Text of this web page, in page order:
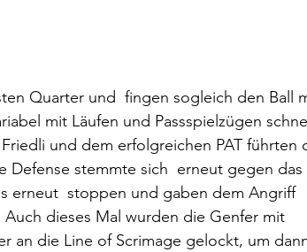
Quarter und  fingen sogleich den Ball
mit Läufen und Passspielzügen
und dem erfolgreichen PAT führten
Defense stemmte sich  erneut gegen das
erneut  stoppen und gaben dem Angriff
dieses Mal wurden die Genfer mit
an die Line of Scrimage gelockt, um